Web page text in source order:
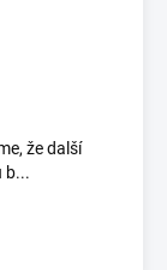
že další
b...